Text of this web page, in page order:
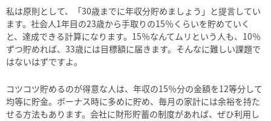
私は原則として、「30歳までに年収分貯めましょう」と提言してい
ます。社会人1年目の23歳から手取りの15％くらいを貯めていく
と、達成できる計算になります。15％なんてムリという人も、10％
ずつ貯めれば、33歳には目標額に届きます。そんなに難しい課題で
はないはずですよ。
コツコツ貯めるのが得意な人は、年収の15％分の金額を12等分して
均等に貯金。ボーナス時に多めに貯め、毎月の家計には余裕を持た
せる方法もあります。会社に財形貯蓄の制度があれば、ぜひ利用し